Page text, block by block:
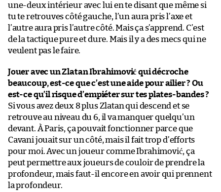
une-deux intérieur avec lui en te disant que même si
tu te retrouves côté gauche, l’un aura pris l’axe et
l’autre aura pris l’autre côté. Mais ça s’apprend. C’est
de la tactique pure et dure. Mais il y a des mecs qui ne
veulent pas le faire.
Jouer avec un Zlatan Ibrahimović qui décroche
beaucoup, est-ce que c’est une aide pour ailier ? Ou
est-ce qu’il risque d’empiéter sur tes plates-bandes ?
Si vous avez deux 8 plus Zlatan qui descend et se
retrouve au niveau du 6, il va manquer quelqu’un
devant. À Paris, ça pouvait fonctionner parce que
Cavani jouait sur un côté, mais il fait trop d’efforts
pour moi. Avec un joueur comme Ibrahimović, ça
peut permettre aux joueurs de couloir de prendre la
profondeur, mais faut-il encore en avoir qui prennent
la profondeur.